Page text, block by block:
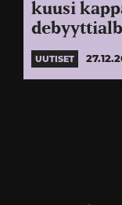
kuusi
UUTISET